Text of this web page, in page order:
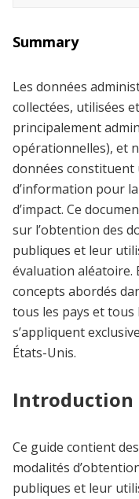
Summary
Les données
collectées, utilisées
principalement
opérationnelles), et
données constituent
d’information pour
d’impact. Ce
sur l’obtention des
publiques et leur
évaluation aléatoire.
concepts abordés
tous les pays et tous
s’appliquent
États-Unis.
Introduction
Ce guide contient
modalités
publiques et leur